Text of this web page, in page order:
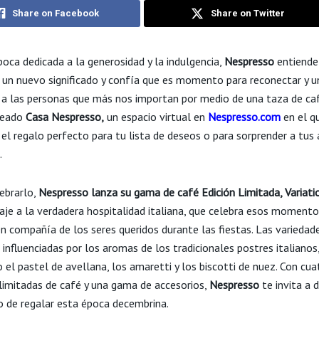
Share on Facebook Share on Twitter
dedicada a la generosidad y la indulgencia, Nespresso
nuevo significado y confía que es momento para reconectar y
las personas que más nos importan por medio de una taza de
Casa Nespresso, un espacio virtual en Nespresso.com en el
regalo perfecto para tu lista de deseos o para sorprender a tus
Nespresso lanza su gama de café Edición Limitada,
a la verdadera hospitalidad italiana, que celebra esos
compañía de los seres queridos durante las fiestas. Las
por los aromas de los tradicionales postres italianos,
el pastel de avellana, los amaretti y los biscotti de nuez. Con
de café y una gama de accesorios, Nespresso te invita a
de regalar esta época decembrina.